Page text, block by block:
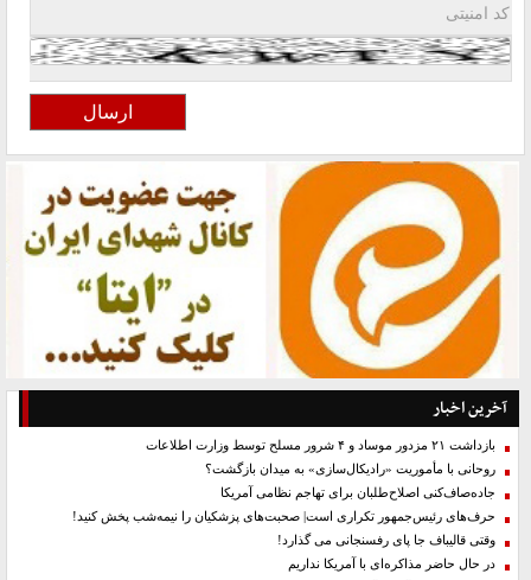
آخرین اخبار
بازداشت ۲۱ مزدور موساد و ۴ شرور مسلح توسط وزارت اطلاعات
روحانی با مأموریت «رادیکال‌سازی» به میدان بازگشت؟
جاده‌صاف‌کنی اصلاح‌طلبان برای تهاجم نظامی آمریکا
حرف‌های رئیس‌جمهور تکراری است| صحبت‌های پزشکیان را نیمه‌شب پخش کنید!
وقتی قالیباف جا پای رفسنجانی می گذارد!
در حال حاضر مذاکره‌ای با آمریکا نداریم